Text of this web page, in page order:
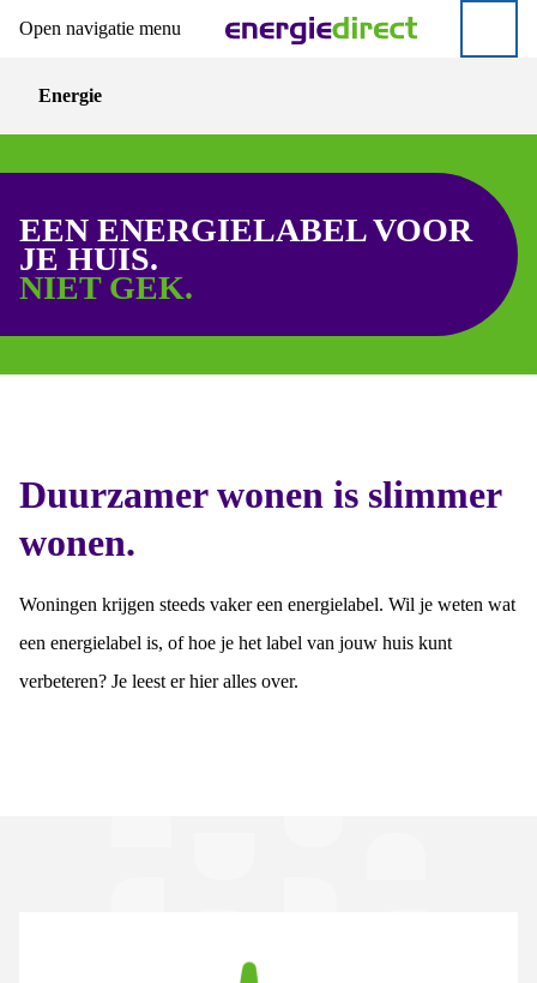
Direct naar hoofdinhoud
Direct naar inloggen
Open navigatie menu
Energie
EEN ENERGIELABEL VOOR
JE HUIS.
NIET GEK.
Duurzamer wonen is slimmer
wonen.
Woningen krijgen steeds vaker een energielabel. Wil je weten wat
een energielabel is, of hoe je het label van jouw huis kunt
verbeteren? Je leest er hier alles over.